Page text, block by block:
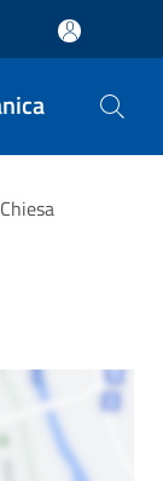
Chiesa